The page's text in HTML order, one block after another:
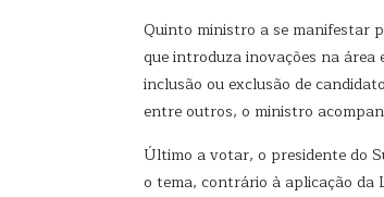
Quinto ministro a se manifestar
que introduza inovações na
inclusão ou exclusão de
entre outros, o ministro
Último a votar, o presidente do
o tema, contrário à aplicação da